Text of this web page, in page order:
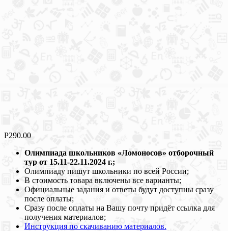
Р290.00
Олимпиада школьников «Ломоносов» отборочный
тур от 15.11-22.11.2024 г.;
Олимпиаду пишут школьники по всей России;
В стоимость товара включены все варианты;
Официальные задания и ответы будут доступны сразу
после оплаты;
Сразу после оплаты на Вашу почту придёт ссылка для
получения материалов;
Инструкция по скачиванию материалов.